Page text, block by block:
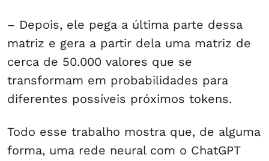
– Depois, ele pega a última parte dessa
matriz e gera a partir dela uma matriz de
cerca de 50.000 valores que se
transformam em probabilidades para
diferentes possíveis próximos tokens.
Todo esse trabalho mostra que, de alguma
forma, uma rede neural com o ChatGPT